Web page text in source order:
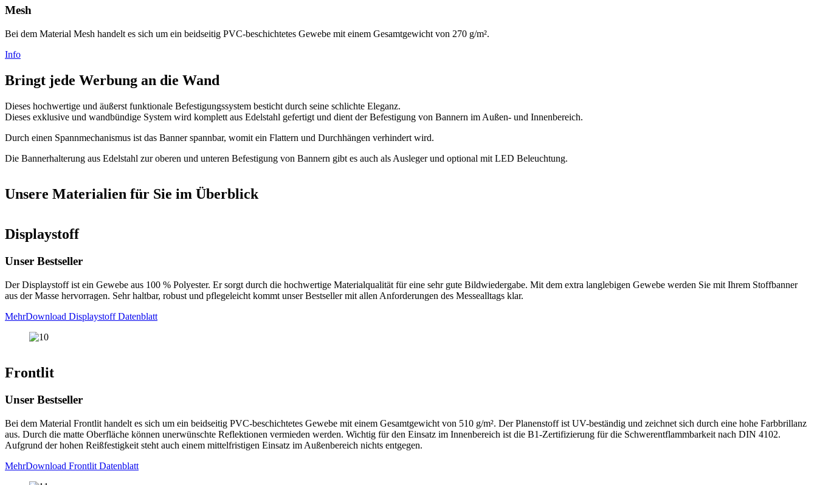
Mesh
Bei dem Material Mesh handelt es sich um ein beidseitig PVC-beschichtetes Gewebe mit einem Gesamtgewicht von 270 g/m².
Info
Bringt jede Werbung an die Wand
Dieses hochwertige und äußerst funktionale Befestigungssystem besticht durch seine schlichte Eleganz.
Dieses exklusive und wandbündige System wird komplett aus Edelstahl gefertigt und dient der Befestigung von Bannern im Außen- und Innenbereich.
Durch einen Spannmechanismus ist das Banner spannbar, womit ein Flattern und Durchhängen verhindert wird.
Die Bannerhalterung aus Edelstahl zur oberen und unteren Befestigung von Bannern gibt es auch als Ausleger und optional mit LED Beleuchtung.
Unsere Materialien für Sie im Überblick
Displaystoff
Unser Bestseller
Der Displaystoff ist ein Gewebe aus 100 % Polyester. Er sorgt durch die hochwertige Materialqualität für eine sehr gute Bildwiedergabe. Mit dem extra langlebigen Gewebe werden Sie mit Ihrem Stoffbanner
aus der Masse hervorragen. Sehr haltbar, robust und pflegeleicht kommt unser Bestseller mit allen Anforderungen des Messealltags klar.
MehrDownload Displaystoff Datenblatt
Frontlit
Unser Bestseller
Bei dem Material Frontlit handelt es sich um ein beidseitig PVC-beschichtetes Gewebe mit einem Gesamtgewicht von 510 g/m². Der Planenstoff ist UV-beständig und zeichnet sich durch eine hohe Farbbrillanz
aus. Durch die matte Oberfläche können unerwünschte Reflektionen vermieden werden. Wichtig für den Einsatz im Innenbereich ist die B1-Zertifizierung für die Schwerentflammbarkeit nach DIN 4102.
Aufgrund der hohen Reißfestigkeit steht auch einem mittelfristigen Einsatz im Außenbereich nichts entgegen.
MehrDownload Frontlit Datenblatt